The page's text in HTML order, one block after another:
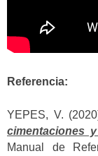
Referencia:
YEPES, V.
cimentaciones
Manual de